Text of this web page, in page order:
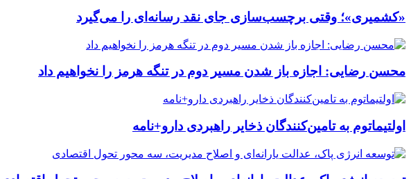
«کشمیری»؛ وقتی برچسب‌سازی جای نقد رسانه‌ای را می‌گیرد
محسن رضایی: اجازه باز شدن مسیر دوم در تنگه هرمز را نخواهیم داد
اولتیماتوم به تامین‌کنندگان ذخایر راهبردی دارو+نامه